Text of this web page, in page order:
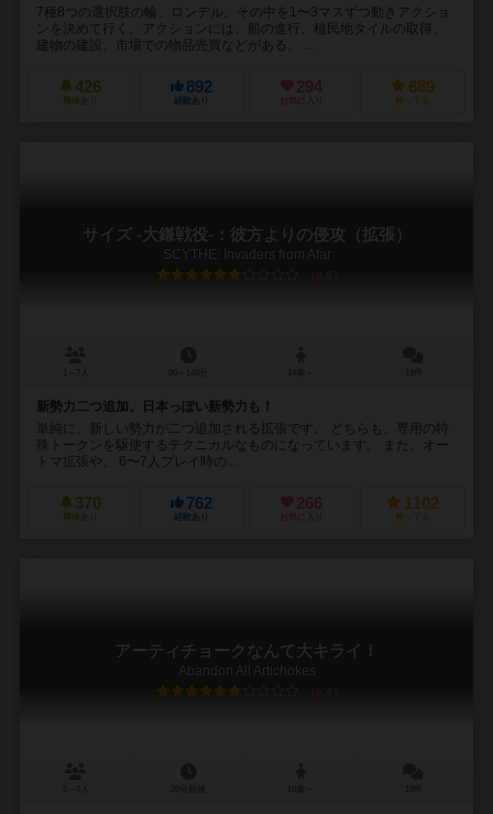
7種8つの選択肢の輪、ロンデル。その中を1〜3マスずつ動きアクショ
ンを決めて行く。アクションには、船の進行、植民地タイルの取得、
建物の建設、市場での物品売買などがある。 ...
426
興味あり
892
経験あり
294
お気に入り
689
持ってる
サイズ -大鎌戦役-：彼方よりの侵攻（拡張）
SCYTHE: Invaders from Afar
6.8
新勢力二つ追加。日本っぽい新勢力も！
単純に、新しい勢力が二つ追加される拡張です。 どちらも、専用の特
殊トークンを駆使するテクニカルなものになっています。 また、オー
トマ拡張や、 6〜7人プレイ時の...
370
興味あり
762
経験あり
266
お気に入り
1102
持ってる
アーティチョークなんて大キライ！
Abandon All Artichokes
6.4